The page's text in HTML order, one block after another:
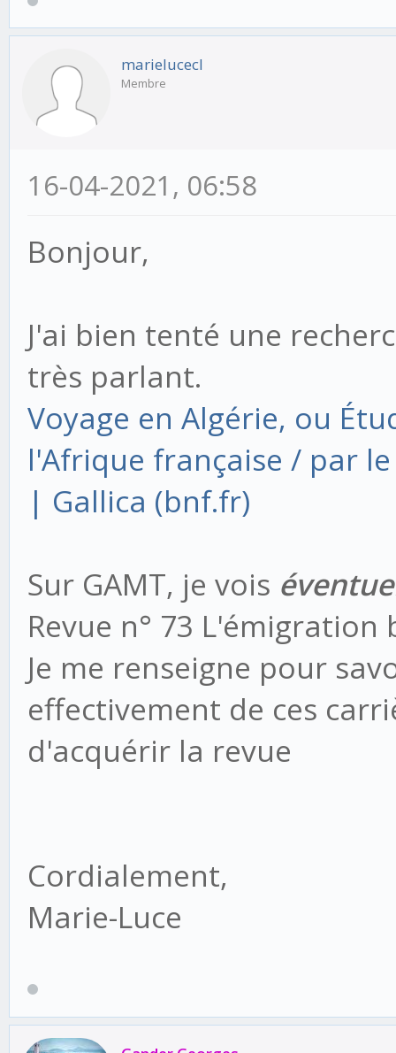
marielucecl
Membre
16-04-2021, 06:58
Bonjour,
J'ai bien tenté une
très parlant.
Voyage en Algérie, ou
l'Afrique française / par
| Gallica (bnf.fr)
Sur GAMT, je vois
Revue n° 73
Je me renseigne pour
effectivement de ces
d'acquérir la revue
Cordialement,
Marie-Luce